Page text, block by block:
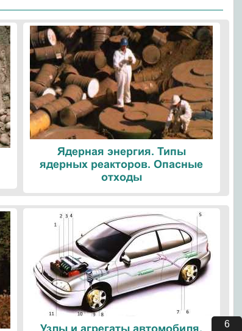
Ядерная энергия. Типы
ядерных реакторов. Опасные
отходы
Узлы и агрегаты автомобиля. 5